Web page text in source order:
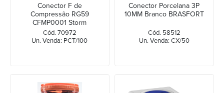
Conector F de
Compressão RG59
CFMP0001 Storm
Cód. 70972
Un. Venda: PCT/100
Conector Porcelana 3P
10MM Branco BRASFORT
Cód. 58512
Un. Venda: CX/50